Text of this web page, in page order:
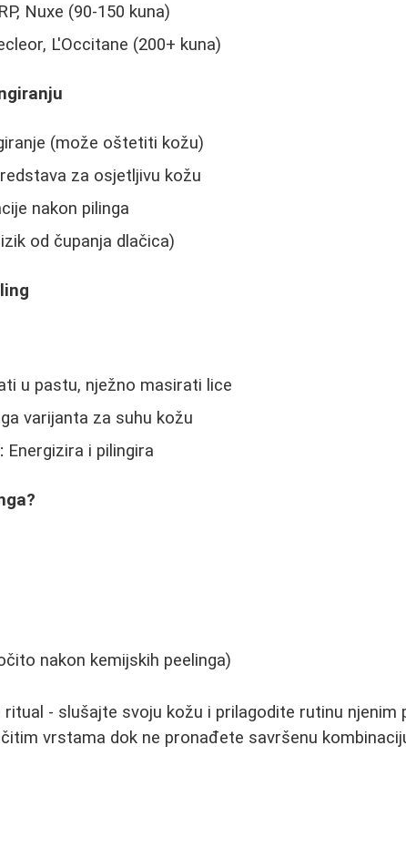
Nuxe (90-150 kuna)
L'Occitane (200+ kuna)
(može oštetiti kožu)
za osjetljivu kožu
nakon pilinga
od čupanja dlačica)
u pastu, nježno masirati lice
varijanta za suhu kožu
Energizira i pilingira
nakon kemijskih peelinga)
ritual - slušajte svoju kožu i prilagodite rutinu njenim
vrstama dok ne pronađete savršenu